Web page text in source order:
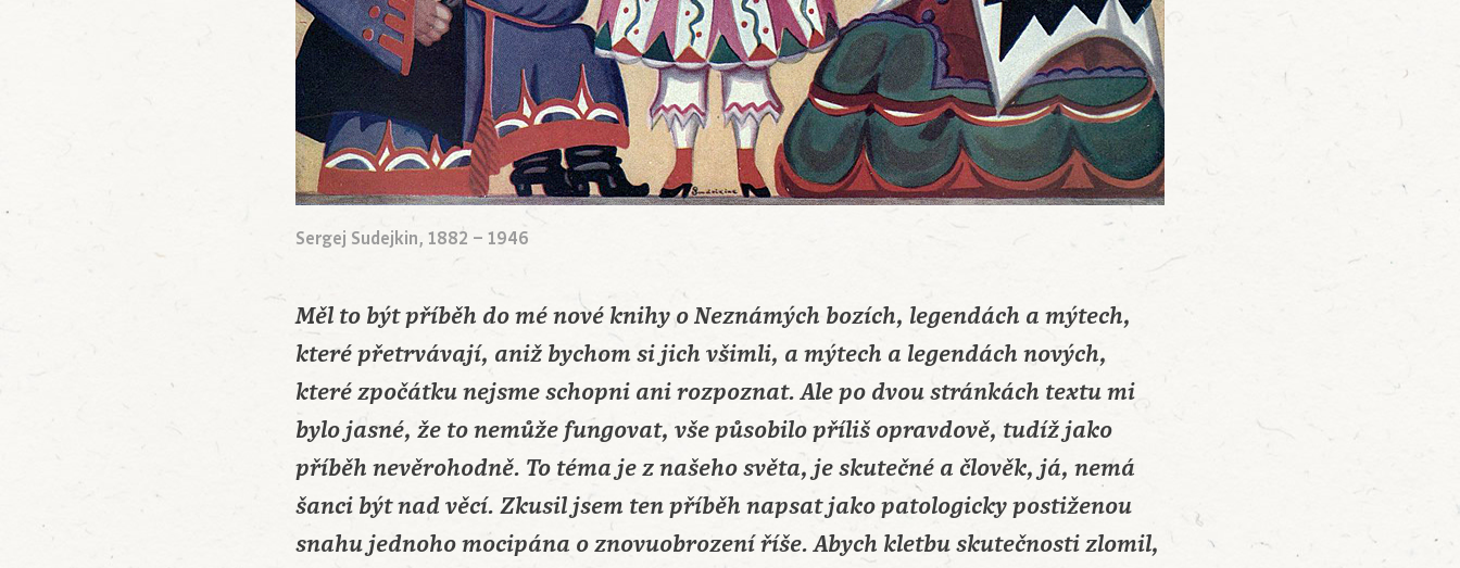
Sergej Sudejkin, 1882 – 1946
Měl to být příběh do mé nové knihy o Neznámých bozích, legendách a mýtech,
které přetrvávají, aniž bychom si jich všimli, a mýtech a legendách nových,
které zpočátku nejsme schopni ani rozpoznat. Ale po dvou stránkách textu mi
bylo jasné, že to nemůže fungovat, vše působilo příliš opravdově, tudíž jako
příběh nevěrohodně. To téma je z našeho světa, je skutečné a člověk, já, nemá
šanci být nad věcí. Zkusil jsem ten příběh napsat jako patologicky postiženou
snahu jednoho mocipána o znovuobrození říše. Abych kletbu skutečnosti zlomil,